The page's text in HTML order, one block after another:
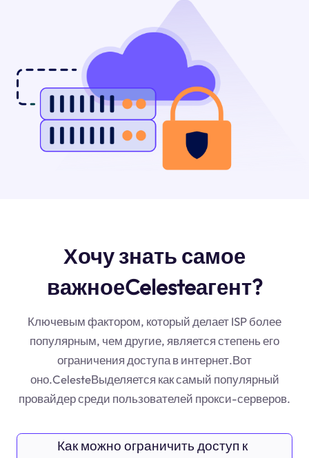
Хочу знать самое
важноеCelesteагент?
Ключевым фактором, который делает ISP более
популярным, чем другие, является степень его
ограничения доступа в интернет.Вот
оно.CelesteВыделяется как самый популярный
провайдер среди пользователей прокси-серверов.
Как можно ограничить доступ к